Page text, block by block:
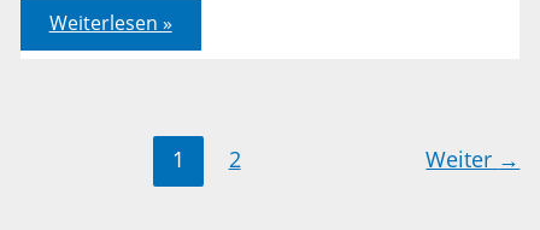
Johannes
08,2-
11
Weiterlesen »
1 2 Weiter →